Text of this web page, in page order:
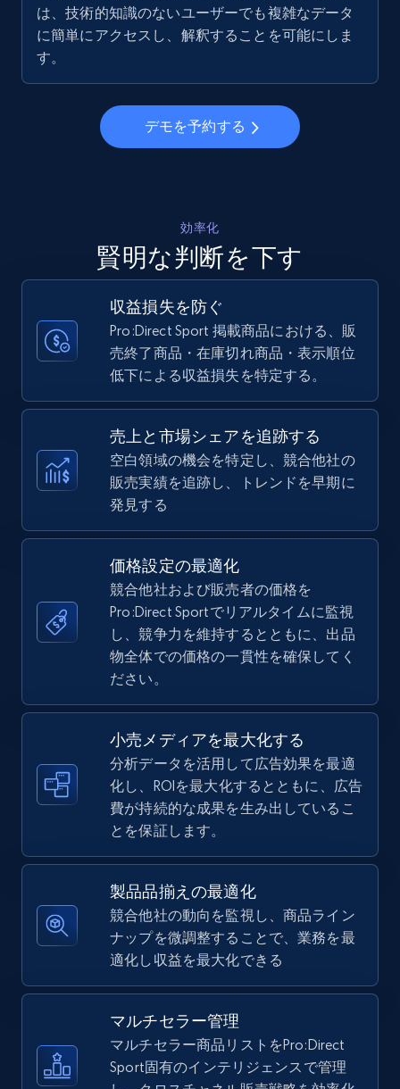
5.6K+ 877+ 今すぐ始める
Walmart - products - Collects products by
specific keywords
5.6K+ 877+ 今すぐ始める
Walmart - products - Discover products by
using sku numbers
URL, Final price, Sku, Currency, Gtin,
Specifications, Image urls, Top reviews, and
5.6K+ 877+ 今すぐ始める
TikTok Shop
URL, Title, Available, Description, Currency, Initial
price, Final price, Discount percent, and more.
668+ 今すぐ始める
TikTok Shop - category
URL, Title, Available, Description, Currency, Initial
price, Final price, Discount percent, and more.
668+
TikTok Shop - Collect TikTok shop products
by keywords search
price, Final price, Discount percent, and more.
5.4K+ 668+ 今すぐ始める
は、技術的知識のないユーザーでも複雑なデータ
に簡単にアクセスし、解釈することを可能にしま
す。
デモを予約する
効率化
賢明な判断を下す
収益損失を防ぐ
Pro:Direct Sport 掲載商品における、販
売終了商品・在庫切れ商品・表示順位
低下による収益損失を特定する。
売上と市場シェアを追跡する
空白領域の機会を特定し、競合他社の
販売実績を追跡し、トレンドを早期に
発見する
価格設定の最適化
競合他社および販売者の価格を
Pro:Direct Sportでリアルタイムに監視
し、競争力を維持するとともに、出品
物全体での価格の一貫性を確保してく
ださい。
小売メディアを最大化する
分析データを活用して広告効果を最適
化し、ROIを最大化するとともに、広告
費が持続的な成果を生み出しているこ
とを保証します。
製品品揃えの最適化
競合他社の動向を監視し、商品ライン
ナップを微調整することで、業務を最
適化し収益を最大化できる
マルチセラー管理
マルチセラー商品リストをPro:Direct
Sport固有のインテリジェンスで管理